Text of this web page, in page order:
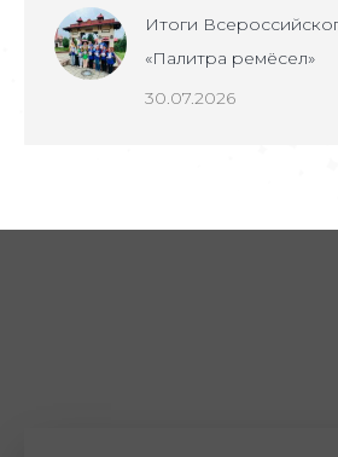
Итоги
«Палитра ремёсел»
30.07.2026